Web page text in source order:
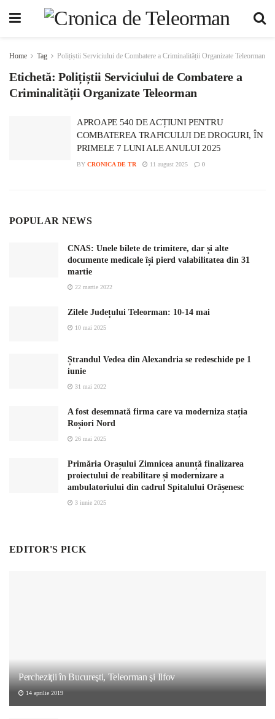
Home Tag Polițiștii Serviciului de Combatere a Criminalității Organizate Teleorman
Etichetă: Polițiștii Serviciului de Combatere a
Criminalității Organizate Teleorman
APROAPE 540 DE ACȚIUNI PENTRU
COMBATEREA TRAFICULUI DE DROGURI, ÎN
PRIMELE 7 LUNI ALE ANULUI 2025
BY CRONICA DE TR 11 august 2025 0
POPULAR NEWS
CNAS: Unele bilete de trimitere, dar și alte
documente medicale își pierd valabilitatea din 31
martie
22 martie 2022
Zilele Județului Teleorman: 10-14 mai
10 mai 2025
Ștrandul Vedea din Alexandria se redeschide pe 1
iunie
31 mai 2022
A fost desemnată firma care va moderniza stația
Roșiori Nord
26 mai 2025
Primăria Orașului Zimnicea anunță finalizarea
proiectului de reabilitare și modernizare a
ambulatoriului din cadrul Spitalului Orășenesc
3 iunie 2025
EDITOR'S PICK
Percheziţii în Bucureşti, Teleorman şi Ilfov
14 aprilie 2019